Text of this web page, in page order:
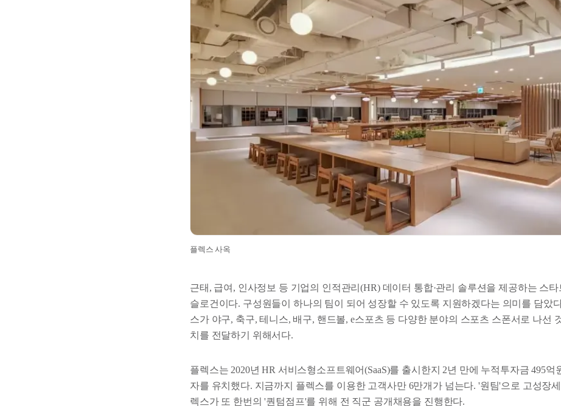
플렉스 사옥
근태, 급여, 인사정보 등 기업의 인적관리(HR) 데이터 통합·관리 솔루션을 제공하는 스타
슬로건이다. 구성원들이 하나의 팀이 되어 성장할 수 있도록 지원하겠다는 의미를 담았
스가 야구, 축구, 테니스, 배구, 핸드볼, e스포츠 등 다양한 분야의 스포츠 스폰서로 나선
치를 전달하기 위해서다.
플렉스는 2020년 HR 서비스형소프트웨어(SaaS)를 출시한지 2년 만에 누적투자금 495억
자를 유치했다. 지금까지 플렉스를 이용한 고객사만 6만개가 넘는다. '원팀'으로 고성장
렉스가 또 한번의 '퀀텀점프'를 위해 전 직군 공개채용을 진행한다.